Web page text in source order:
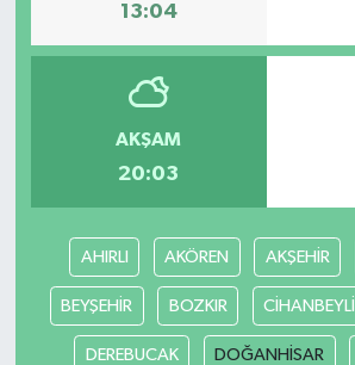
13:04
AKŞAM
20:03
AHIRLI AKÖREN AKŞEHİR
BEYŞEHİR BOZKIR CİHANBEYLİ
DEREBUCAK DOĞANHİSAR